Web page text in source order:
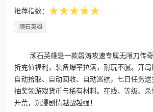
推荐指数： ★★★★★
顽石英雄
顽石英雄是一款碧涛攻速专属无限刀传
折充值福利，装备爆率拉满，耐玩不腻。开局
自动拾取、自动回收、自动巡航，七日任务
抽奖领游戏货币与稀有材料。在线、等级、
开荒，沉浸剧情越战越强！